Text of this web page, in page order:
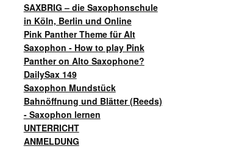
SAXBRIG – die Saxophonschule
in Köln, Berlin und Online
Pink Panther Theme für Alt
Saxophon - How to play Pink
Panther on Alto Saxophone?
DailySax 149
Saxophon Mundstück
Bahnöffnung und Blätter (Reeds)
- Saxophon lernen
UNTERRICHT
ANMELDUNG